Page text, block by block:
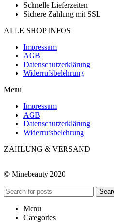
Schnelle Lieferzeiten
Sichere Zahlung mit SSL
ALLE SHOP INFOS
Impressum
AGB
Datenschutzerklärung
Widerrufsbelehrung
Menu
Impressum
AGB
Datenschutzerklärung
Widerrufsbelehrung
ZAHLUNG & VERSAND
© Minebeauty 2020
Menu
Categories